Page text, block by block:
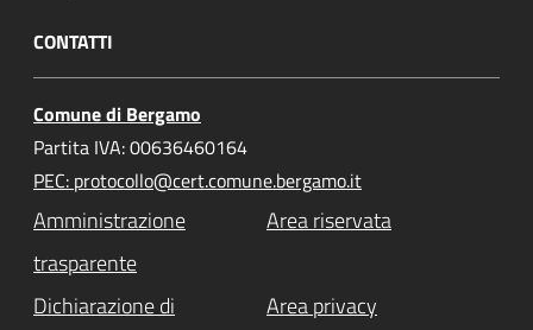
CONTATTI
Comune di Bergamo
Partita IVA: 00636460164
PEC: protocollo@cert.comune.bergamo.it
Amministrazione
trasparente
Area riservata
Dichiarazione di
Area privacy